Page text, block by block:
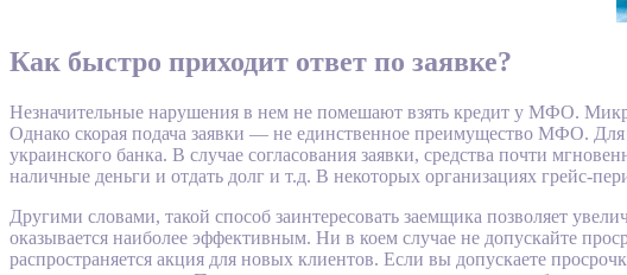
Как быстро приходит ответ по заявке?
Незначительные нарушения в нем не помешают взять кредит у МФО.
Однако скорая подача заявки — не единственное преимущество МФО.
украинского банка. В случае согласования заявки, средства почти
наличные деньги и отдать долг и т.д. В некоторых организациях грейс-
Другими словами, такой способ заинтересовать заемщика позволяет
оказывается наиболее эффективным. Ни в коем случае не допускайте
распространяется акция для новых клиентов. Если вы допускаете